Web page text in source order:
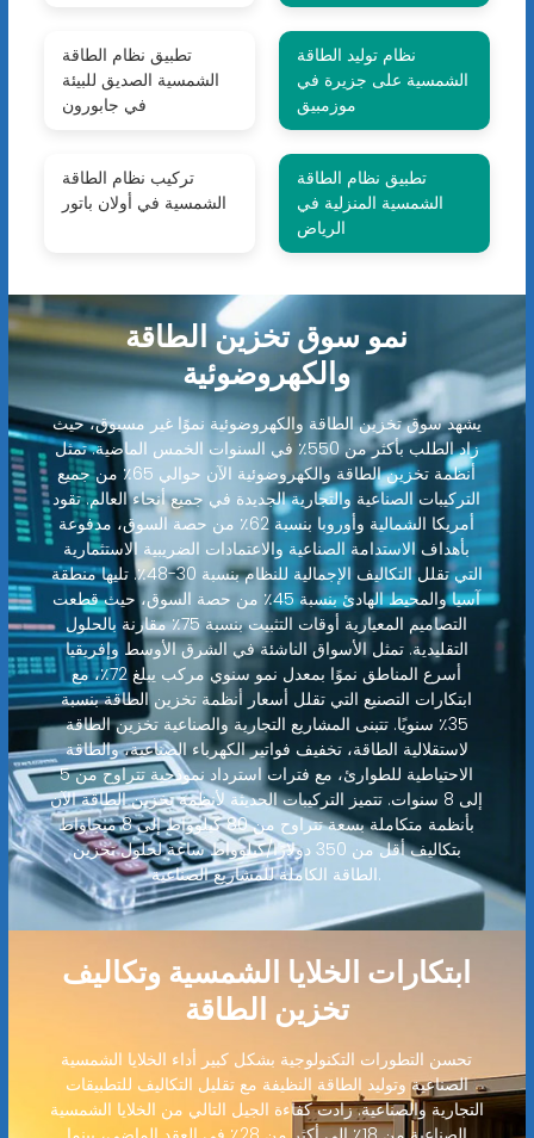
تطبيق نظام الطاقة
الشمسية الصديق للبيئة
في جابورون
نظام توليد الطاقة
الشمسية على جزيرة في
موزمبيق
تركيب نظام الطاقة
الشمسية في أولان باتور
تطبيق نظام الطاقة
الشمسية المنزلية في
الرياض
نمو سوق تخزين الطاقة
والكهروضوئية
يشهد سوق تخزين الطاقة والكهروضوئية نموًا غير مسبوق، حيث
زاد الطلب بأكثر من 550٪ في السنوات الخمس الماضية. تمثل
أنظمة تخزين الطاقة والكهروضوئية الآن حوالي 65٪ من جميع
التركيبات الصناعية والتجارية الجديدة في جميع أنحاء العالم. تقود
أمريكا الشمالية وأوروبا بنسبة 62٪ من حصة السوق، مدفوعة
بأهداف الاستدامة الصناعية والاعتمادات الضريبية الاستثمارية
التي تقلل التكاليف الإجمالية للنظام بنسبة 30-48٪. تليها منطقة
آسيا والمحيط الهادئ بنسبة 45٪ من حصة السوق، حيث قطعت
التصاميم المعيارية أوقات التثبيت بنسبة 75٪ مقارنة بالحلول
التقليدية. تمثل الأسواق الناشئة في الشرق الأوسط وإفريقيا
أسرع المناطق نموًا بمعدل نمو سنوي مركب يبلغ 72٪، مع
ابتكارات التصنيع التي تقلل أسعار أنظمة تخزين الطاقة بنسبة
35٪ سنويًا. تتبنى المشاريع التجارية والصناعية تخزين الطاقة
لاستقلالية الطاقة، تخفيف فواتير الكهرباء الصناعية، والطاقة
الاحتياطية للطوارئ، مع فترات استرداد نموذجية تتراوح من 5
إلى 8 سنوات. تتميز التركيبات الحديثة لأنظمة تخزين الطاقة الآن
بأنظمة متكاملة بسعة تتراوح من 80 كيلوواط إلى 8 ميجاواط
بتكاليف أقل من 350 دولارًا/كيلوواط ساعة لحلول تخزين
الطاقة الكاملة للمشاريع الصناعية.
ابتكارات الخلايا الشمسية وتكاليف
تخزين الطاقة
تحسن التطورات التكنولوجية بشكل كبير أداء الخلايا الشمسية
الصناعية وتوليد الطاقة النظيفة مع تقليل التكاليف للتطبيقات
التجارية والصناعية. زادت كفاءة الجيل التالي من الخلايا الشمسية